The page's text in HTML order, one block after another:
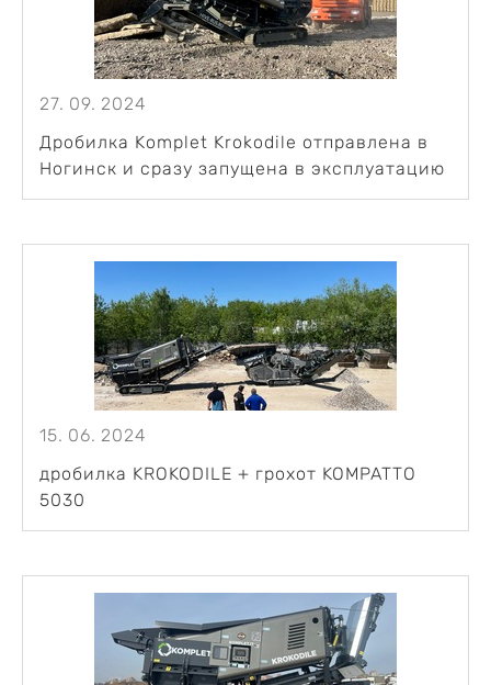
27. 09. 2024
Дробилка Komplet Krokodile отправлена в
Ногинск и сразу запущена в эксплуатацию
15. 06. 2024
дробилка KROKODILE + грохот KOMPATTO
5030